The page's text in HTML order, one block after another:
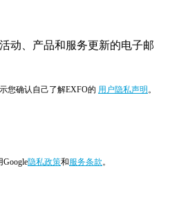
动、产品和服务更新的电子邮
您确认自己了解EXFO的 用户隐私声明 。
隐私政策和服务条款。